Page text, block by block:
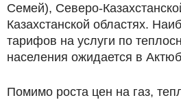
Семей), Северо-
Казахстанской областях.
тарифов на услуги по
населения ожидается в
Помимо роста цен на газ,